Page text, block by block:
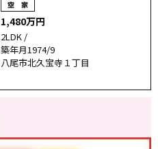
1,480万円
2LDK /
築年月1974/9
八尾市北久宝寺１丁目